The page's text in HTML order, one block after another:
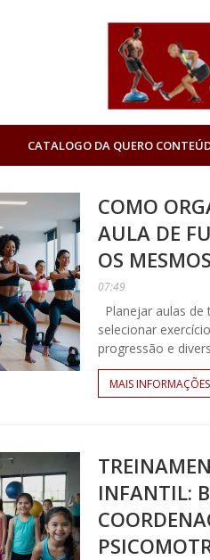
CATALOGO DA QUERO
COMO
AULA DE
OS
07:49
Planejar aulas
selecionar
progressão e
MAIS
INFANTIL: